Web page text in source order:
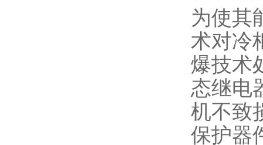
为使其
术对冷
爆技术
态继电
机不致
保护器